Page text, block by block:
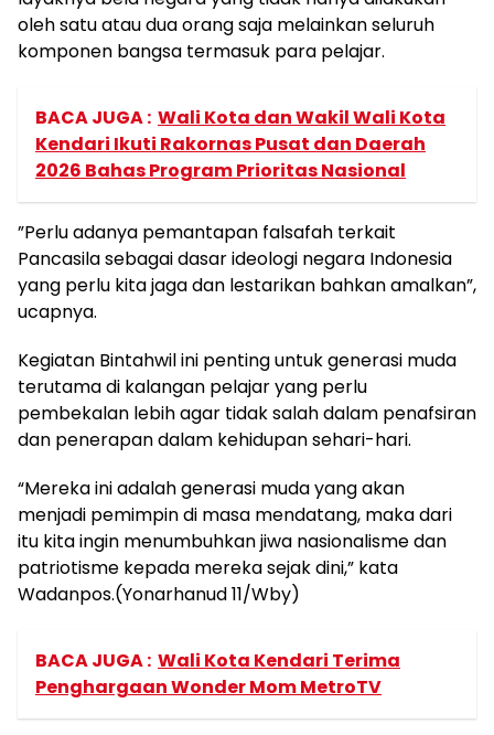
oleh satu atau dua orang saja melainkan seluruh
komponen bangsa termasuk para pelajar.
BACA JUGA : Wali Kota dan Wakil Wali Kota
Kendari Ikuti Rakornas Pusat dan Daerah
2026 Bahas Program Prioritas Nasional
”Perlu adanya pemantapan falsafah terkait
Pancasila sebagai dasar ideologi negara Indonesia
yang perlu kita jaga dan lestarikan bahkan amalkan”,
ucapnya.
Kegiatan Bintahwil ini penting untuk generasi muda
terutama di kalangan pelajar yang perlu
pembekalan lebih agar tidak salah dalam penafsiran
dan penerapan dalam kehidupan sehari-hari.
“Mereka ini adalah generasi muda yang akan
menjadi pemimpin di masa mendatang, maka dari
itu kita ingin menumbuhkan jiwa nasionalisme dan
patriotisme kepada mereka sejak dini,” kata
Wadanpos.(Yonarhanud 11/Wby)
BACA JUGA : Wali Kota Kendari Terima
Penghargaan Wonder Mom MetroTV